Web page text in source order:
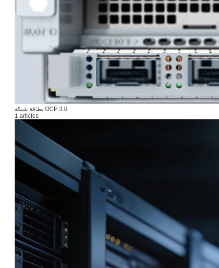
بطاقة شبكة OCP 3.0
1 articles